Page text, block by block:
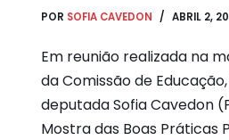
POR SOFIA CAVEDON ABRIL 2,
Em reunião realizada na
da Comissão de
deputada Sofia Cavedon
Mostra das Boas Práticas